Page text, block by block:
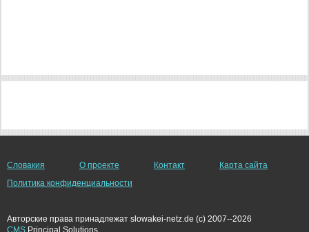
Словакия О проекте Контакт
Карта сайта
Политика конфиденциальности
Авторские права принадлежат slowakei-netz.de (c) 2007--2026
CMS Principal Solutions